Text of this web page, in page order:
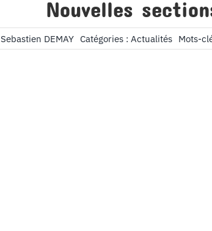
Nouvelles
Sebastien DEMAY Catégories : Actualités Mots-